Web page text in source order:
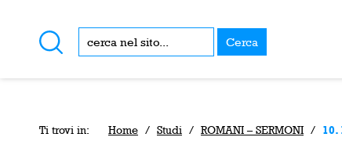
Cerca
Ti trovi in: Home / Studi / ROMANI – SERMONI /